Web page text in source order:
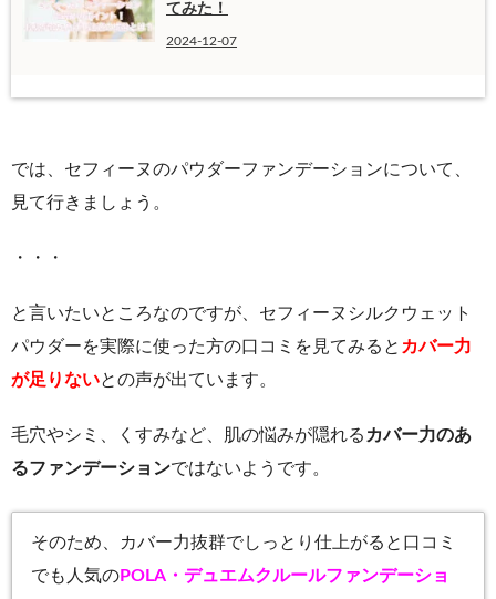
てみた！
2024-12-07
では、セフィーヌのパウダーファンデーションについて、
見て行きましょう。
・・・
と言いたいところなのですが、セフィーヌシルクウェット
パウダーを実際に使った方の口コミを見てみると カバー力
が足りないとの声が出ています。
毛穴やシミ、くすみなど、肌の悩みが隠れる カバー力のあ
るファンデーションではないようです。
そのため、カバー力抜群でしっとり仕上がると口コミ
でも人気のPOLA・デュエムクルールファンデーショ